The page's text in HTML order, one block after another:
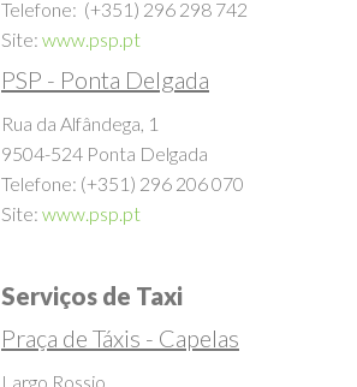
9545-116 Capelas
Telefone: (+351) 296 298 742
Site: www.psp.pt
PSP - Ponta Delgada
Rua da Alfândega, 1
9504-524 Ponta Delgada
Telefone: (+351) 296 206 070
Serviços de Taxi
Praça de Táxis - Capelas